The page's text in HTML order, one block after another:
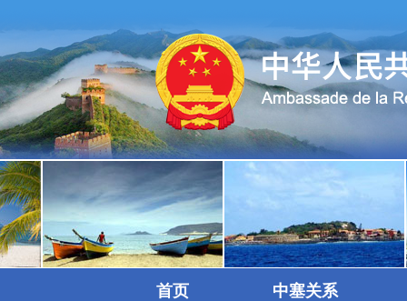
首页 中塞关系